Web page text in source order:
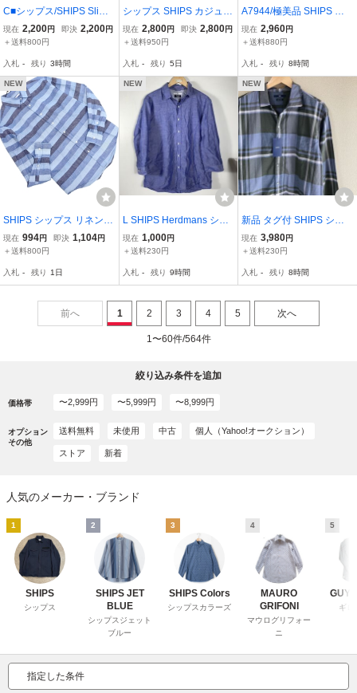
C■シップス/SHIPS Slim F
it ストライプ柄 長袖シャ
ツ/ワイシャツ ナローショ
NS/136【中古】■
現在 2,200円 即決 2,200円
＋送料800円
入札 - 残り 3時間
シップス SHIPS カジュア
ルシャツ チェック 長袖
ウール L 青 ブルー ピンク
現在 2,800円 即決 2,800円
＋送料950円
入札 - 残り 5日
A7944/極美品 SHIPS シ
ップス リネン100% ワイ
ドカラー 無地 長袖 カジ
シャツM 紺 ネイビー ビジ
ネス スーツ用
現在 2,960円
＋送料880円
入札 - 残り 8時間
NEW
SHIPS シップス リネン混
ボーダー シャツ sizeS/ブ
ルー ■◇ ☆ gfc3 メンズ
現在 994円 即決 1,104円
＋送料800円
入札 - 残り 1日
NEW
L SHIPS Herdmans シッ
プス 薄手 長袖 日本製 シ
ャツ トップス 6J-72-103
現在 1,000円
＋送料230円
入札 - 残り 9時間
NEW
新品 タグ付 SHIPS シッ
プス シルク コットン 長
袖 シャツ チェック Mサイ
現在 3,980円
＋送料230円
入札 - 残り 8時間
前へ 1 2 3 4 5 次へ
1〜60件/564件
絞り込み条件を追加
価格帯 〜2,999円 〜5,999円 〜8,999円
オプション
その他
送料無料 未使用 中古 個人（Yahoo!オークション）
ストア 新着
人気のメーカー・ブランド
1
SHIPS
シップス
2
SHIPS JET
BLUE
シップスジェット
ブルー
3
SHIPS Colors
シップスカラーズ
4
MAURO
GRIFONI
マウログリフォー
ニ
5
GUY
ギロ
指定した条件